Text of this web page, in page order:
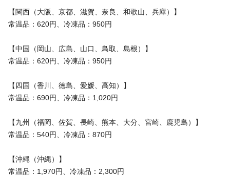
【関西（大阪、京都、滋賀、奈良、和歌山、兵庫）】
常温品：620円、冷凍品：950円
【中国（岡山、広島、山口、鳥取、島根）】
常温品：620円、冷凍品：950円
【四国（香川、徳島、愛媛、高知）】
常温品：690円、冷凍品：1,020円
【九州（福岡、佐賀、長崎、熊本、大分、宮崎、鹿児島）】
常温品：540円、冷凍品：870円
【沖縄（沖縄）】
常温品：1,970円、冷凍品：2,300円